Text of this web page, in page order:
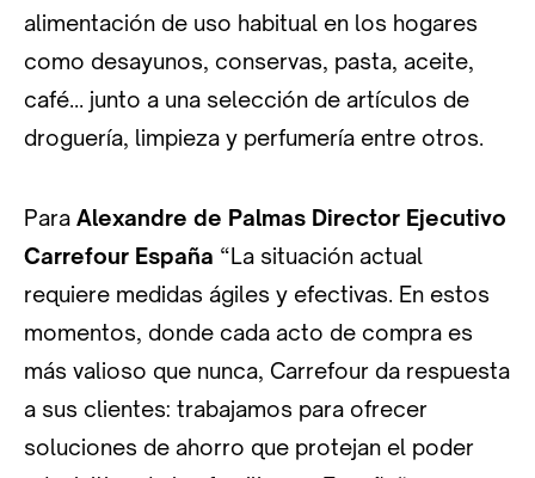
alimentación de uso habitual en los hogares
como desayunos, conservas, pasta, aceite,
café… junto a una selección de artículos de
droguería, limpieza y perfumería entre otros.
Para Alexandre de Palmas Director Ejecutivo
Carrefour España “La situación actual
requiere medidas ágiles y efectivas. En estos
momentos, donde cada acto de compra es
más valioso que nunca, Carrefour da respuesta
a sus clientes: trabajamos para ofrecer
soluciones de ahorro que protejan el poder